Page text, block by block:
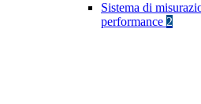
Sistema di
performance 2